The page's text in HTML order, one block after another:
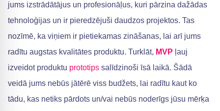
jums izstrādātājus un profesionāļus, kuri pārzina dažādas
tehnoloģijas un ir pieredzējuši daudzos projektos. Tas
nozīmē, ka viņiem ir pietiekamas zināšanas, lai arī jums
radītu augstas kvalitātes produktu. Turklāt, MVP ļauj
izveidot produktu prototips salīdzinoši īsā laikā. Šādā
veidā jums nebūs jātērē viss budžets, lai radītu kaut ko
tādu, kas netiks pārdots un/vai nebūs noderīgs jūsu mērķa